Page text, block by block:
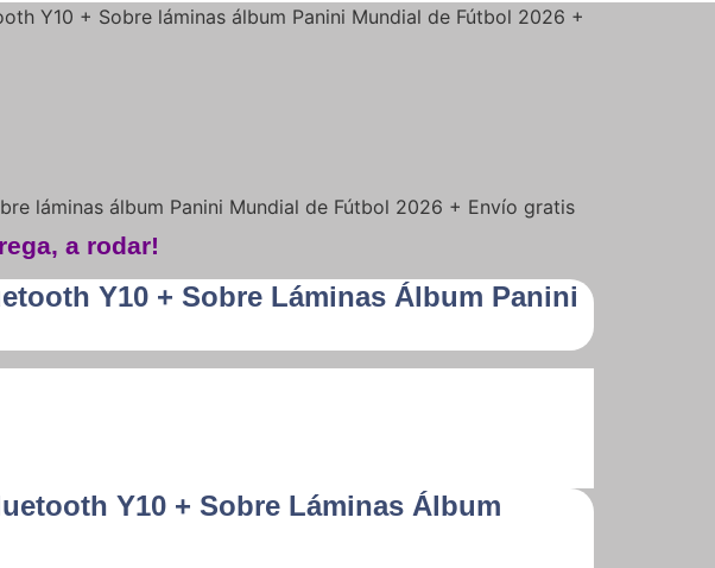
Y10 + Sobre láminas álbum Panini Mundial de Fútbol 2026 +
láminas álbum Panini Mundial de Fútbol 2026 + Envío gratis
a rodar!
Y10 + Sobre Láminas Álbum Panini
Y10 + Sobre Láminas Álbum